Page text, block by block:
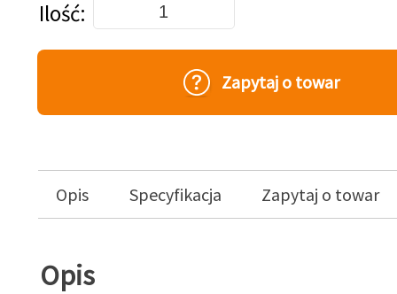
Ilość
Zapytaj o towar
Opis Specyfikacja Zapytaj o towar
Opis